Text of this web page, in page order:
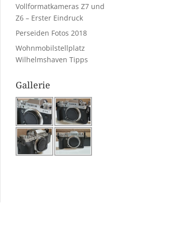
Vollformatkameras Z7 und
Z6 – Erster Eindruck
Perseiden Fotos 2018
Wohnmobilstellplatz
Wilhelmshaven Tipps
Gallerie